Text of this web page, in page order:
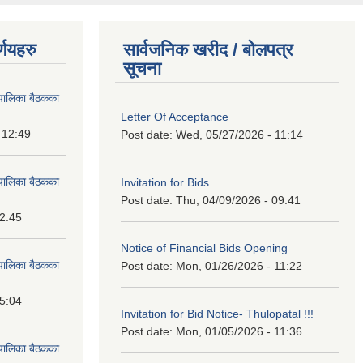
बैठकका
बैठकका
बैठकका
बैठकका
सार्वजनिक खरीद / बोलपत्र
सूचना
Letter Of Acceptance
Post date: Wed, 05/27/2026 - 11:14
Invitation for Bids
Post date: Thu, 04/09/2026 - 09:41
Notice of Financial Bids Opening
Post date: Mon, 01/26/2026 - 11:22
Invitation for Bid Notice- Thulopatal !!!
Post date: Mon, 01/05/2026 - 11:36